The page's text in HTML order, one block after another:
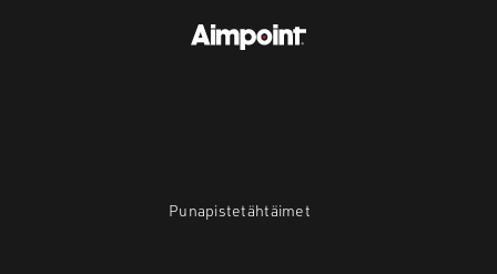
Punapistetähtäimet